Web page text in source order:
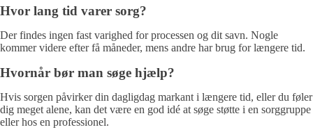
Hvor lang tid varer sorg?
Der findes ingen fast varighed for processen og dit savn. Nogle
kommer videre efter få måneder, mens andre har brug for længere tid.
Hvornår bør man søge hjælp?
Hvis sorgen påvirker din dagligdag markant i længere tid, eller du føler
dig meget alene, kan det være en god idé at søge støtte i en sorggruppe
eller hos en professionel.